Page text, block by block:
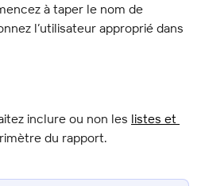
à taper le nom de
l’utilisateur approprié dans
inclure ou non les listes et
du rapport.